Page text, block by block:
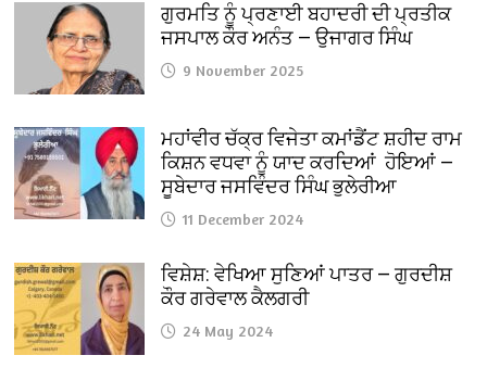
ਗੁਰਮਤਿ ਨੂੰ ਪ੍ਰਣਾਈ ਬਹਾਦਰੀ ਦੀ ਪ੍ਰਤੀਕ
ਜਸਪਾਲ ਕੌਰ ਅਨੰਤ — ਉਜਾਗਰ ਸਿੰਘ
9 November 2025
ਮਹਾਂਵੀਰ ਚੱਕ੍ਰ ਵਿਜੇਤਾ ਕਮਾਂਡੈਂਟ ਸ਼ਹੀਦ ਰਾਮ
ਕਿਸ਼ਨ ਵਧਵਾ ਨੂੰ ਯਾਦ ਕਰਦਿਆਂ ਹੋਇਆਂ —
ਸੂਬੇਦਾਰ ਜਸਵਿੰਦਰ ਸਿੰਘ ਭੁਲੇਰੀਆ
11 December 2024
ਵਿਸ਼ੇਸ਼: ਵੇਖਿਆ ਸੁਣਿਆਂ ਪਾਤਰ — ਗੁਰਦੀਸ਼
ਕੌਰ ਗਰੇਵਾਲ ਕੈਲਗਰੀ
24 May 2024